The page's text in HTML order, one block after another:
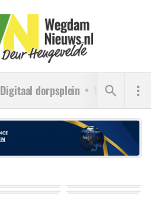
Digitaal dorpsplein Verenigingen